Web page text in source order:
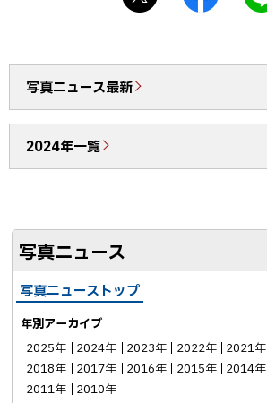
o
o
シ
写真ニュース最新
2024年一覧
写真ニュース
写真ニューストップ
年別アーカイブ
2025年
2024年 2023年 2022年 2021年
2018年
2017年 2016年 2015年 2014年
2011年
2010年